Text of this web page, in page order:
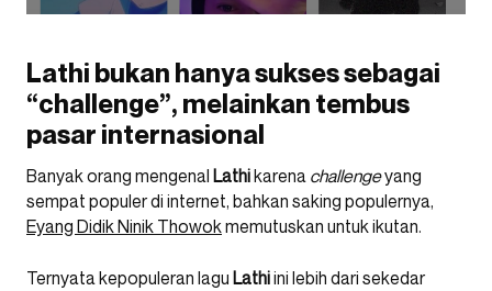
Lathi bukan hanya sukses sebagai
“challenge”, melainkan tembus
pasar internasional
Banyak orang mengenal Lathikarena challengeyang
sempat populer di internet, bahkan saking populernya,
Eyang Didik Ninik Thowokmemutuskan untuk ikutan.
Ternyata kepopuleran lagu Lathiini lebih dari sekedar